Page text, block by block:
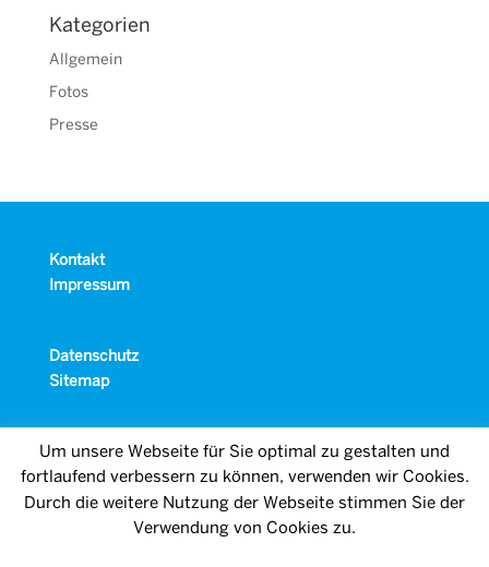
Kategorien
Allgemein
Fotos
Presse
Kontakt
Impressum
Datenschutz
Sitemap
Um unsere Webseite für Sie optimal zu gestalten und
fortlaufend verbessern zu können, verwenden wir Cookies.
Durch die weitere Nutzung der Webseite stimmen Sie der
Verwendung von Cookies zu.